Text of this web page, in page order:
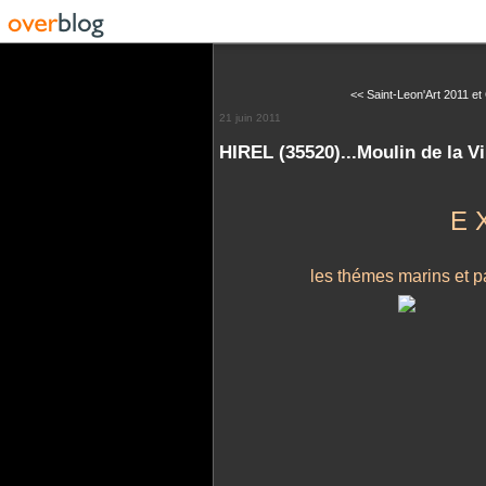
<< Saint-Leon'Art 2011 et
21 juin 2011
HIREL (35520)...Moulin de la
E
les thémes marins et